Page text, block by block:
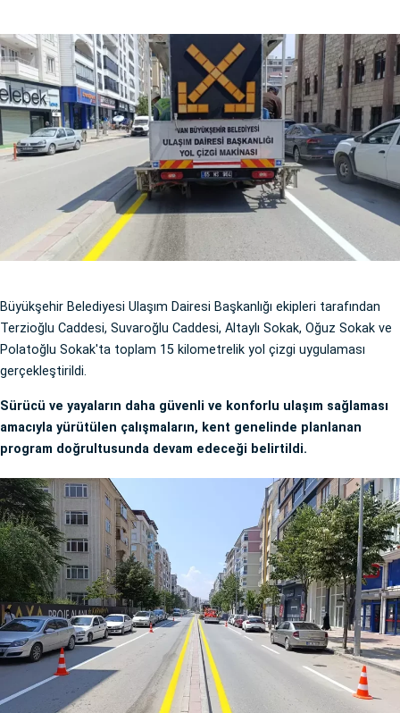
Büyükşehir Belediyesi Ulaşım Dairesi Başkanlığı ekipleri tarafından
Terzioğlu Caddesi, Suvaroğlu Caddesi, Altaylı Sokak, Oğuz Sokak ve
Polatoğlu Sokak'ta toplam 15 kilometrelik yol çizgi uygulaması
gerçekleştirildi.
Sürücü ve yayaların daha güvenli ve konforlu ulaşım sağlaması
amacıyla yürütülen çalışmaların, kent genelinde planlanan
program doğrultusunda devam edeceği belirtildi.